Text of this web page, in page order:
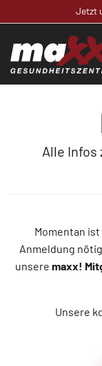
Jetzt
Alle Infos
Momentan
Anmeldung
unsere maxx!
Unsere